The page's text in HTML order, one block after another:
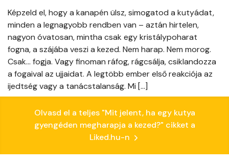
Képzeld el, hogy a kanapén ülsz, simogatod a kutyádat,
minden a legnagyobb rendben van – aztán hirtelen,
nagyon óvatosan, mintha csak egy kristálypoharat
fogna, a szájába veszi a kezed. Nem harap. Nem morog.
Csak… fogja. Vagy finoman ráfog, rágcsálja, csiklandozza
a fogaival az ujjaidat. A legtöbb ember első reakciója az
ijedtség vagy a tanácstalanság. Mi […]
Olvasd el a teljes "Mit jelent, ha egy kutya
gyengéden megharapja a kezed?" cikket a
Liked.hu-n